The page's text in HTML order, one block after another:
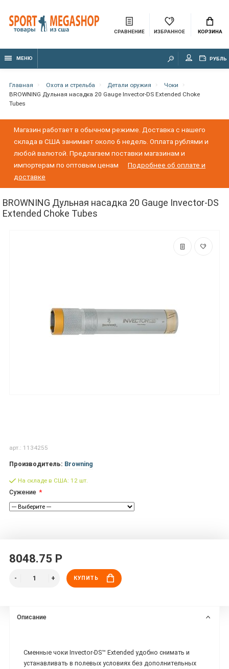
СРАВНЕНИЕ ИЗБРАННОЕ КОРЗИНА
МЕНЮ РУБЛЬ
Главная Охота и стрельба Детали оружия
Чоки
BROWNING Дульная насадка 20 Gauge Invector-DS Extended Choke
Tubes
Магазин работает в обычном режиме. Доставка с нашего
склада в США занимает около 6 недель. Оплата рублями и
любой валютой. Предлагаем поставки магазинам и
импортерам по оптовым ценам
Подробнее об оплате и
доставке
BROWNING Дульная насадка 20 Gauge Invector-DS
Extended Choke Tubes
арт.: 1134255
Производитель: Browning
На складе в США: 12 шт.
Сужение
8048.75 Р
КУПИТЬ
Описание
Сменные чоки Invector-DS™ Extended удобно снимать и
устанавливать в полевых условиях без дополнительных